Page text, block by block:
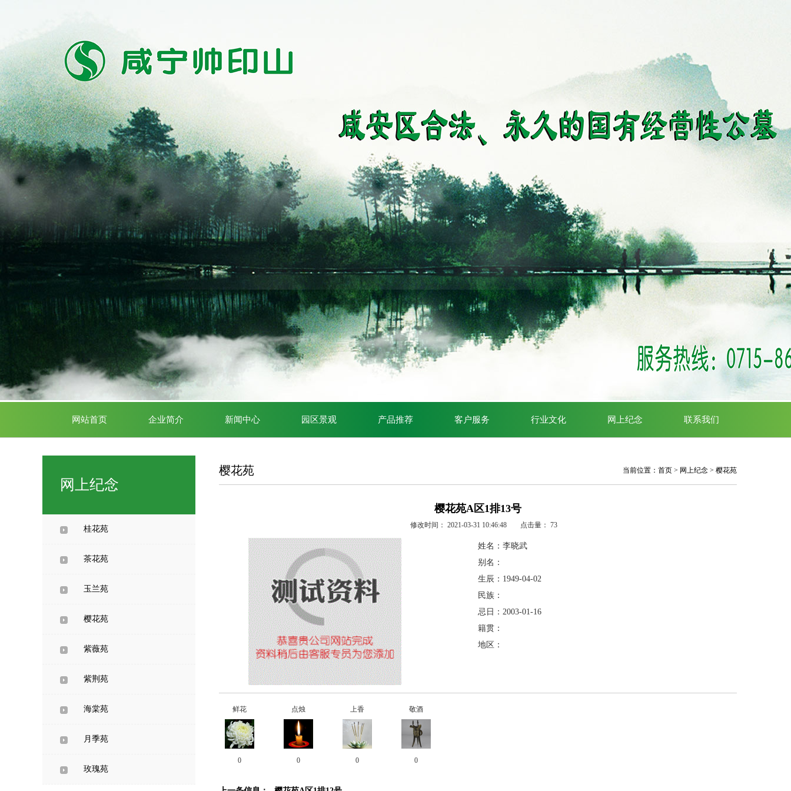
网站首页 企业简介 新闻中心 园区景观 产品推荐 客户服务 行业文化 网上纪念 联系我们
网上纪念
桂花苑
茶花苑
玉兰苑
樱花苑
紫薇苑
紫荆苑
海棠苑
月季苑
玫瑰苑
樱花苑 当前位置： 首页 > 网上纪念 > 樱花苑
樱花苑A区1排13号
修改时间： 2021-03-31 10:46:48 点击量： 73
姓名：李晓武
别名：
生辰：1949-04-02
民族：
忌日：2003-01-16
籍贯：
地区：
鲜花
0
点烛
0
上香
0
敬酒
0